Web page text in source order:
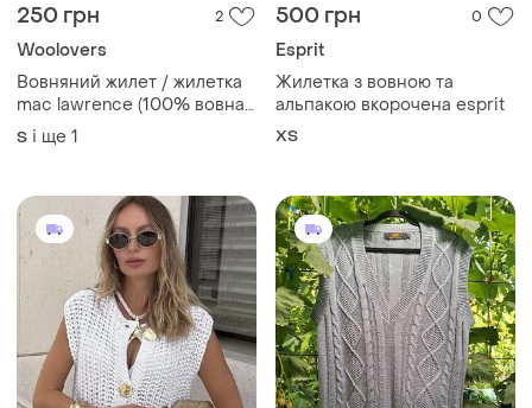
250 грн 2
Woolovers
Вовняний жилет / жилетка
mac lawrence (100% вовна,
вінтаж)
S і ще 1
500 грн 0
Esprit
Жилетка з вовною та
альпакою вкорочена esprit
ХS